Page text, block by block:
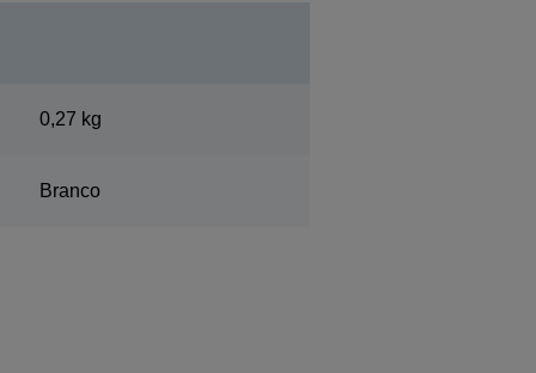
0,27 kg
Branco